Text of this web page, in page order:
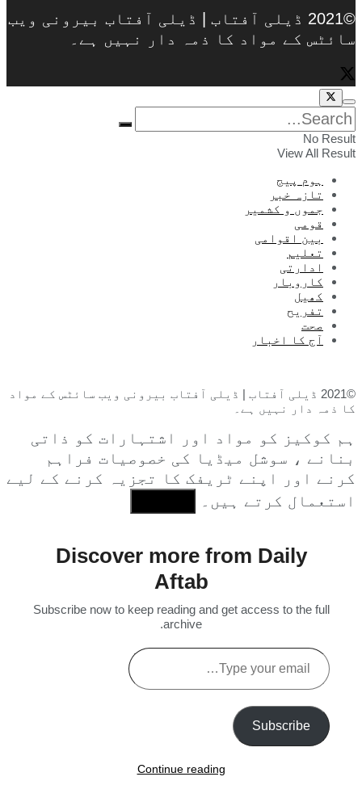
©2021 ڈیلی آفتاب | ڈیلی آفتاب بیرونی ویب
سائٹس کے مواد کا ذمہ دار نہیں ہے۔
No Result
View All Result
ہوم پیج
تازہ خبر
جموں و کشمیر
قومی
بین اقوامی
تعلیم
ادارتی
کاروبار
کھیل
تفریح
صحت
آج کا اخبار
©2021 ڈیلی آفتاب | ڈیلی آفتاب بیرونی ویب سائٹس کے مواد
کا ذمہ دار نہیں ہے۔
ہم کوکیز کو مواد اور اشتہارات کو ذاتی
بنانے ، سوشل میڈیا کی خصوصیات فراہم
کرنے اور اپنے ٹریفک کا تجزیہ کرنے کے لیے
استعمال کرتے ہیں۔
Discover more from Daily
Aftab
Subscribe now to keep reading and get access to the full
archive.
Type
your
Subscribe
Continue reading